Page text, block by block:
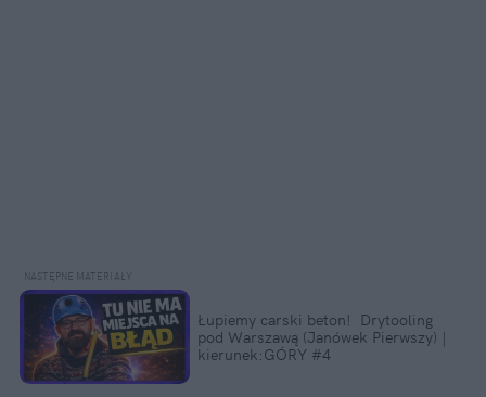
Łupiemy carski beton!  Drytooling
pod Warszawą (Janówek Pierwszy) |
kierunek:GÓRY #4